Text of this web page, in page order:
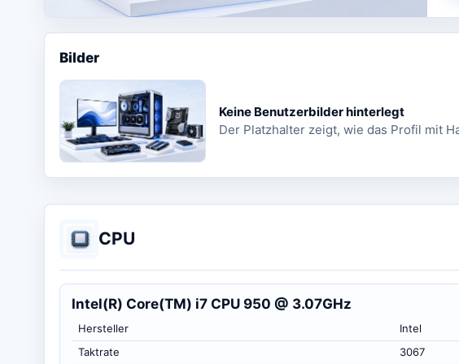
Bilder
Keine Benutzerbilder hinterlegt
Der Platzhalter zeigt, wie das Profil mit
CPU
Intel(R) Core(TM) i7 CPU 950 @ 3.07GHz
Hersteller
Intel
Taktrate
3067